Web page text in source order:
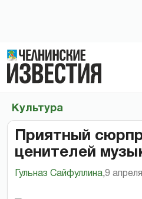
Культура
Приятный
ценителей
Гульназ Сайфуллина,9